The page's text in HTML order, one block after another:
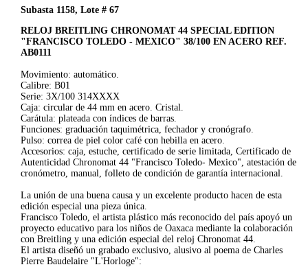
Subasta 1158, Lote # 67
RELOJ BREITLING CHRONOMAT 44 SPECIAL EDITION
"FRANCISCO TOLEDO - MEXICO" 38/100 EN ACERO REF.
AB0111
Movimiento: automático.
Calibre: B01
Serie: 3X/100 314XXXX
Caja: circular de 44 mm en acero. Cristal.
Carátula: plateada con índices de barras.
Funciones: graduación taquimétrica, fechador y cronógrafo.
Pulso: correa de piel color café con hebilla en acero.
Accesorios: caja, estuche, certificado de serie limitada, Certificado de
Autenticidad Chronomat 44 "Francisco Toledo- Mexico", atestación de
cronómetro, manual, folleto de condición de garantía internacional.
La unión de una buena causa y un excelente producto hacen de esta
edición especial una pieza única.
Francisco Toledo, el artista plástico más reconocido del país apoyó un
proyecto educativo para los niños de Oaxaca mediante la colaboración
con Breitling y una edición especial del reloj Chronomat 44.
El artista diseñó un grabado exclusivo, alusivo al poema de Charles
Pierre Baudelaire "L'Horloge":